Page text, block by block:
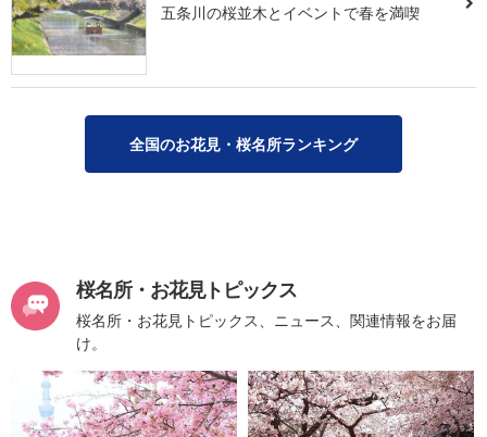
五条川の桜並木とイベントで春を満喫
全国のお花見・桜名所ランキング
桜名所・お花見トピックス
桜名所・お花見トピックス、ニュース、関連情報をお届
け。